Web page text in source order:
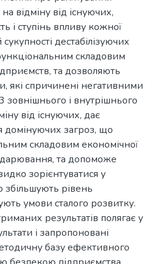
відміну від існуючих,
і ступінь впливу кожної
дестабілізуючих
складовим
та дозволяють
які спричинені негативними
і внутрішнього
від існуючих, дає
домінуючих загроз, що
складовим економічної
та допоможе
зорієнтуватися у
збільшують рівень
умови сталого розвитку.
результатів полягає у
і запропоновані
базу ефективного